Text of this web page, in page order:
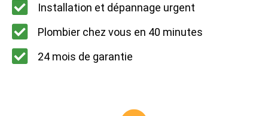
Installation et dépannage urgent
Plombier chez vous en 40 minutes
24 mois de garantie